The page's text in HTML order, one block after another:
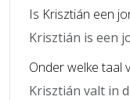
Is Krisztián een
Krisztián is een
Onder welke taal
Krisztián valt in